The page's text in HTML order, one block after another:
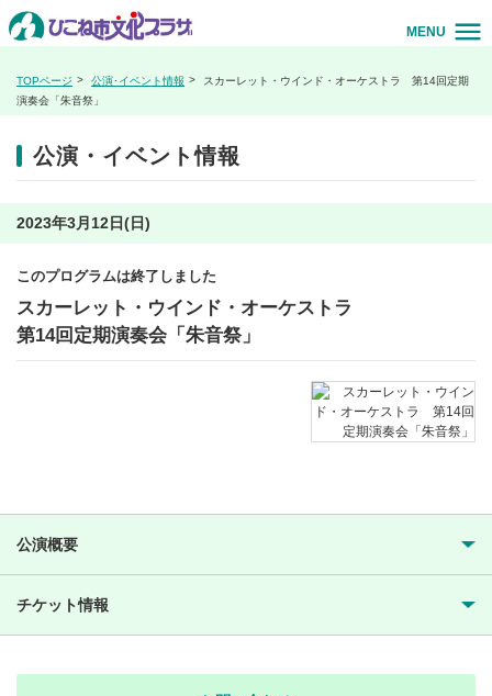
MENU
TOPページ 公演･イベント情報
スカーレット・ウインド・オーケストラ 第14回定期
演奏会「朱音祭」
公演・イベント情報
2023年3月12日(日)
このプログラムは終了しました
スカーレット・ウインド・オーケストラ
第14回定期演奏会「朱音祭」
公演概要
チケット情報